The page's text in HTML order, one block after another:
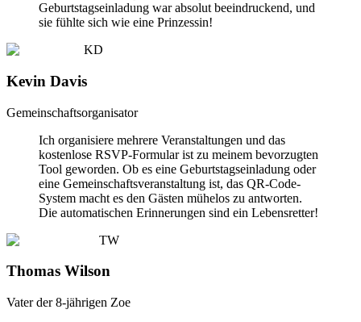
Geburtstagseinladung war absolut beeindruckend, und
sie fühlte sich wie eine Prinzessin!
KD
Kevin Davis
Gemeinschaftsorganisator
Ich organisiere mehrere Veranstaltungen und das
kostenlose RSVP-Formular ist zu meinem bevorzugten
Tool geworden. Ob es eine Geburtstagseinladung oder
eine Gemeinschaftsveranstaltung ist, das QR-Code-
System macht es den Gästen mühelos zu antworten.
Die automatischen Erinnerungen sind ein Lebensretter!
TW
Thomas Wilson
Vater der 8-jährigen Zoe